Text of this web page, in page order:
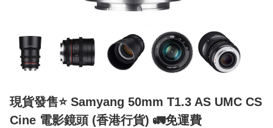
現貨發售⭐️ Samyang 50mm T1.3 AS UMC CS
Cine 電影鏡頭 (香港行貨) 🚛免運費